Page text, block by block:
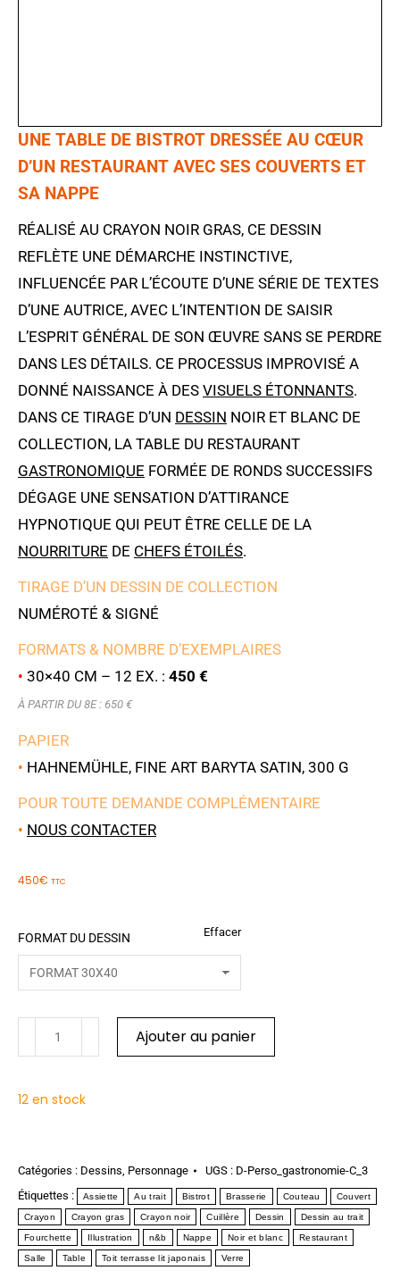
UNE TABLE DE BISTROT DRESSÉE AU CŒUR
D’UN RESTAURANT AVEC SES COUVERTS ET
SA NAPPE
RÉALISÉ AU CRAYON NOIR GRAS, CE DESSIN
REFLÈTE UNE DÉMARCHE INSTINCTIVE,
INFLUENCÉE PAR L’ÉCOUTE D’UNE SÉRIE DE TEXTES
D’UNE AUTRICE, AVEC L’INTENTION DE SAISIR
L’ESPRIT GÉNÉRAL DE SON ŒUVRE SANS SE PERDRE
DANS LES DÉTAILS. CE PROCESSUS IMPROVISÉ A
DONNÉ NAISSANCE À DES VISUELS ÉTONNANTS.
DANS CE TIRAGE D’UN DESSIN NOIR ET BLANC DE
COLLECTION, LA TABLE DU RESTAURANT
GASTRONOMIQUE FORMÉE DE RONDS SUCCESSIFS
DÉGAGE UNE SENSATION D’ATTIRANCE
HYPNOTIQUE QUI PEUT ÊTRE CELLE DE LA
NOURRITURE DE CHEFS ÉTOILÉS.
TIRAGE D’UN DESSIN DE COLLECTION
NUMÉROTÉ & SIGNÉ
FORMATS & NOMBRE D’EXEMPLAIRES
• 30×40 CM – 12 EX. : 450 €
À PARTIR DU 8E : 650 €
PAPIER
• HAHNEMÜHLE, FINE ART BARYTA SATIN, 300 G
POUR TOUTE DEMANDE COMPLÉMENTAIRE
• NOUS CONTACTER
450€ TTC
FORMAT DU DESSIN Effacer
Ajouter au panier
12 en stock
Catégories : Dessins, Personnage UGS : D-Perso_gastronomie-C_3
Étiquettes :
Assiette Au trait Bistrot Brasserie Couteau Couvert
Crayon Crayon gras Crayon noir Cuillère Dessin Dessin au trait
Fourchette Illustration n&b Nappe Noir et blanc Restaurant
Salle Table Toit terrasse lit japonais Verre